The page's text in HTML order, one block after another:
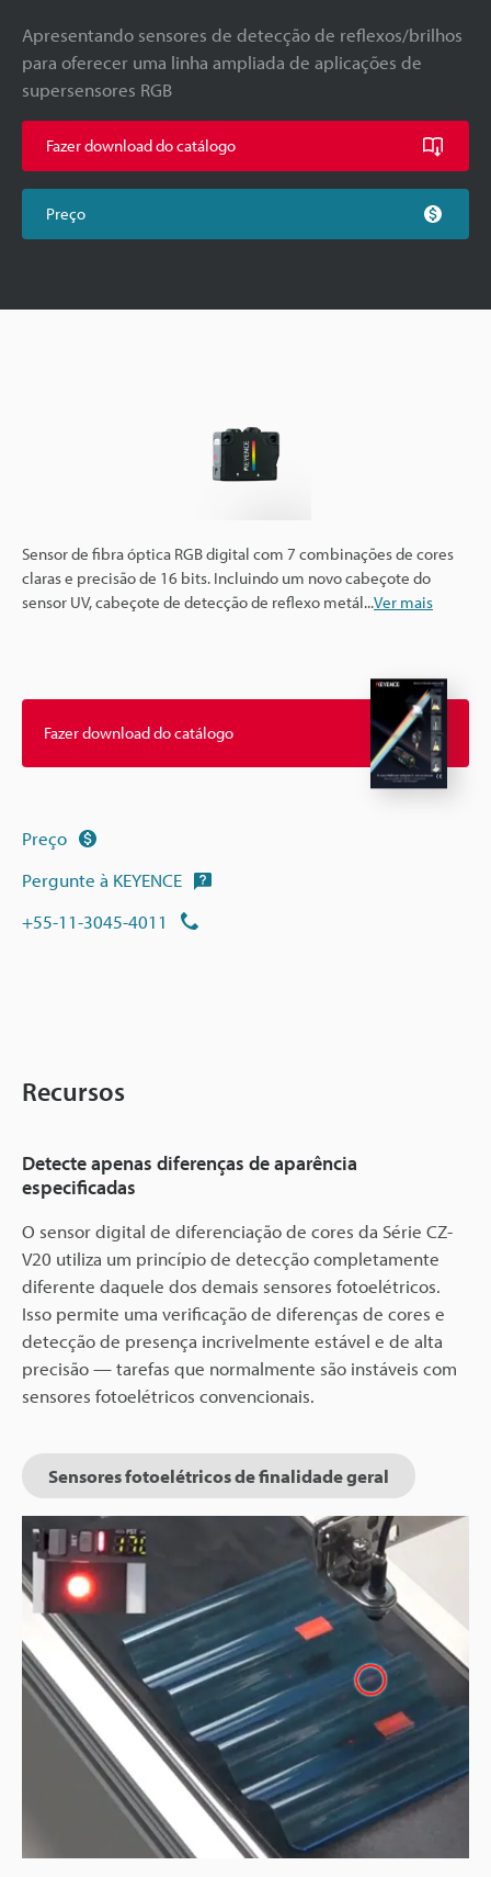
Apresentando sensores de detecção de reflexos/brilhos
para oferecer uma linha ampliada de aplicações de
supersensores RGB
Fazer download do catálogo
Preço
Sensor de fibra óptica RGB digital com 7 combinações de cores
claras e precisão de 16 bits. Incluindo um novo cabeçote do
sensor UV, cabeçote de detecção de reflexo metál...Ver mais
Fazer download do catálogo
Preço
Pergunte à KEYENCE
+55-11-3045-4011
Recursos
Detecte apenas diferenças de aparência
especificadas
O sensor digital de diferenciação de cores da Série CZ-
V20 utiliza um princípio de detecção completamente
diferente daquele dos demais sensores fotoelétricos.
Isso permite uma verificação de diferenças de cores e
detecção de presença incrivelmente estável e de alta
precisão — tarefas que normalmente são instáveis com
sensores fotoelétricos convencionais.
Sensores fotoelétricos de finalidade geral